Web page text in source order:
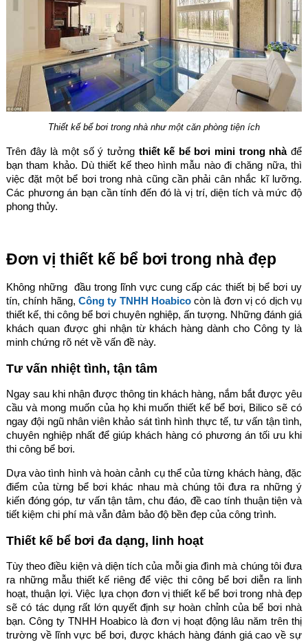
Thiết kế bể bơi trong nhà như một căn phòng tiện ích
Trên đây là một số ý tưởng thiết kế bể bơi mini trong nhàđể
bạn tham khảo. Dù thiết kế theo hình mẫu nào đi chăng nữa, thì
việc đặt một bể bơi trong nhà cũng cần phải cân nhắc kĩ lưỡng.
Các phương án bạn cần tính đến đó là vị trí, diện tích và mức độ
phong thủy.
Đơn vị thiết kế bể bơi trong nhà đẹp
Không những đầu trong lĩnh vực cung cấp các thiết bị bể bơi uy
tín, chính hãng, Công ty TNHH Hoabicocòn là đơn vị có dịch vụ
thiết kế, thi công bể bơi chuyên nghiệp, ấn tượng. Những đánh giá
khách quan được ghi nhận từ khách hàng dành cho Công ty là
minh chứng rõ nét về vấn đề này.
Tư vấn nhiệt tình, tận tâm
Ngay sau khi nhận được thông tin khách hàng, nắm bắt được yêu
cầu và mong muốn của họ khi muốn thiết kế bể bơi, Bilico sẽ có
ngay đội ngũ nhân viên khảo sát tình hình thực tế, tư vấn tận tình,
chuyên nghiệp nhất để giúp khách hàng có phương án tối ưu khi
thi công bể bơi.
Dựa vào tình hình và hoàn cảnh cụ thể của từng khách hàng, đặc
điểm của từng bể bơi khác nhau mà chúng tôi đưa ra những ý
kiến đóng góp, tư vấn tận tâm, chu đáo, đề cao tính thuận tiện và
tiết kiệm chi phí mà vẫn đảm bảo độ bền đẹp của công trình.
Thiết kế bể bơi đa dạng, linh hoạt
Tùy theo điều kiện và diện tích của mỗi gia đình mà chúng tôi đưa
ra những mẫu thiết kế riêng để việc thi công bể bơi diễn ra linh
hoạt, thuận lợi. Việc lựa chọn đơn vị thiết kế bể bơi trong nhà đẹp
sẽ có tác dụng rất lớn quyết định sự hoàn chỉnh của bể bơi nhà
bạn. Công ty TNHH Hoabico là đơn vị hoạt động lâu năm trên thị
trường về lĩnh vực bể bơi, được khách hàng đánh giá cao về sự